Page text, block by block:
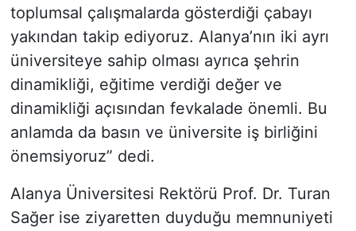
toplumsal çalışmalarda gösterdiği çabayı
yakından takip ediyoruz. Alanya’nın iki ayrı
üniversiteye sahip olması ayrıca şehrin
dinamikliği, eğitime verdiği değer ve
dinamikliği açısından fevkalade önemli. Bu
anlamda da basın ve üniversite iş birliğini
önemsiyoruz” dedi.
Alanya Üniversitesi Rektörü Prof. Dr. Turan
Sağer ise ziyaretten duyduğu memnuniyeti